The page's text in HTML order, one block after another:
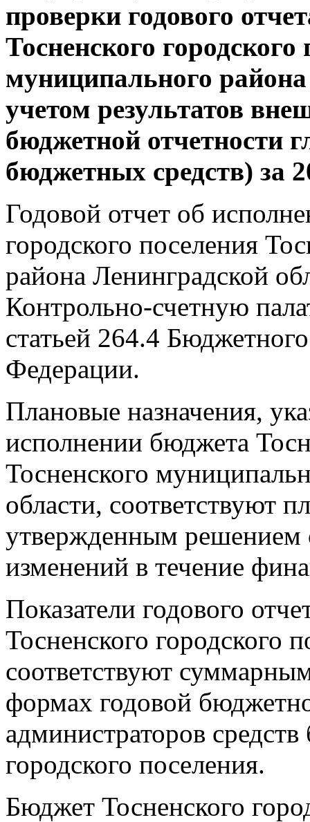
проверки годового
Тосненского
муниципального
учетом результатов
бюджетной отчетности
бюджетных средств) за
Годовой отчет об
городского поселения
района Ленинградской
Контрольно-счетную
статьей 264.4
Федерации.
Плановые назначения,
исполнении бюджета
Тосненского
области, соответствуют
утвержденным решением
изменений в течение
Показатели годового
Тосненского городского
соответствуют
формах годовой
администраторов
городского поселения.
Бюджет Тосненского